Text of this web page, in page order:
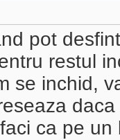
pot
restul
se inchid,
ca pe un